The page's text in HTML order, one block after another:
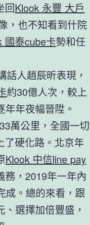
回Klook 永豐 大戶
，也不知看到什院
國泰cube卡勢和任
話人趙辰昕表現，
約30億人次，較上
年夜幅晉陞。
萬公里，全國一切
了硬化路。北京年
Klook 中信line pay
務，2019年一年內
成。總的來看，跟
選擇加倍豐盛，